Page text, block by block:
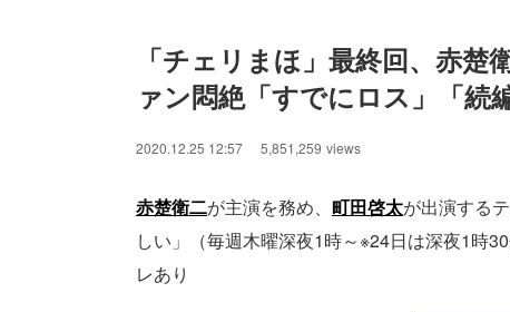
「チェリまほ」最終回、赤
ァン悶絶「すでにロス」「続
2020.12.25 12:57 5,851,259 views
赤楚衛二が主演を務め、 町田啓太が出演する
しい」（毎週木曜深夜1時～※24日は深夜1時
レあり